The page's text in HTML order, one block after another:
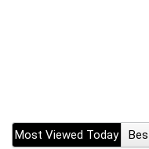
Most Viewed Today